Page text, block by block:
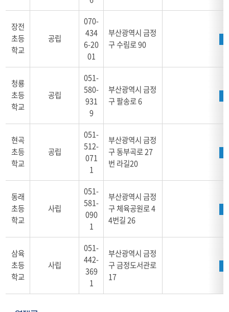
장전
초등
학교
공립
070-
434
6-20
01
부산광역시 금정
구 수림로 90
청룡
초등
학교
공립
051-
580-
931
9
부산광역시 금정
구 팔송로 6
현곡
초등
학교
공립
051-
512-
071
1
부산광역시 금정
구 동부곡로 27
번 라길20
동래
초등
학교
사립
051-
581-
090
1
부산광역시 금정
구 체육공원로 4
4번길 26
삼육
초등
학교
사립
051-
442-
369
1
부산광역시 금정
구 금정도서관로
17